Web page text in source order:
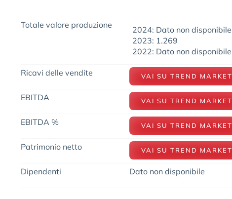
Totale valore produzione
2024: Dato non disponibile
2023: 1.269
2022: Dato non disponibile
Ricavi delle vendite VAI SU TREND MARKET
EBITDA VAI SU TREND MARKET
EBITDA % VAI SU TREND MARKET
Patrimonio netto VAI SU TREND MARKET
Dipendenti Dato non disponibile